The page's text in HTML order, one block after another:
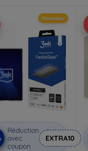
Nouveau
Réduction
avec
coupon
EXTRA10